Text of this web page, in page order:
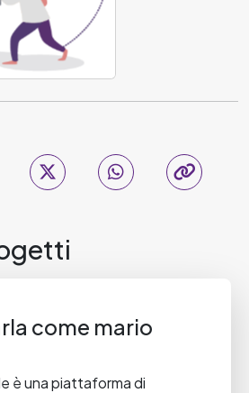
come mario
è una piattaforma di